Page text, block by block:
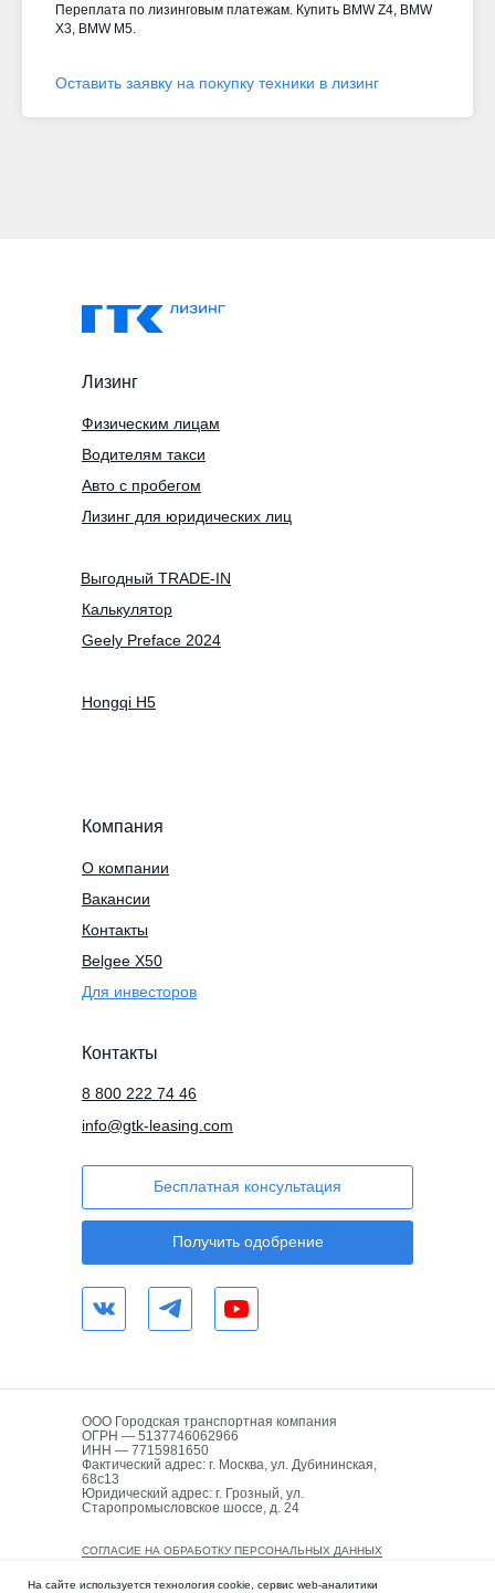
Переплата по лизинговым платежам. Купить BMW Z4, BMW
X3, BMW M5.
Оставить заявку на покупку техники в лизинг
Компания
О компании
Вакансии
Контакты
Для инвесторов
Контакты
info@gtk-leasing.com
Бесплатная консультация
Лизинг
Водителям такси
Физическим лицам
Получить одобрение
Авто с пробегом
Belgee X50
Лизинг для юридических лиц
Калькулятор
Hongqi H5
8 800 222 74 46
Выгодный TRADE-IN
Geely Preface 2024
На сайте используется технология cookie, сервис web-аналитики
ООО Городская транспортная компания
ОГРН — 5137746062966
ИНН — 7715981650
Фактический адрес: г. Москва, ул. Дубининская,
68с13
Юридический адрес: г. Грозный, ул.
Старопромысловское шоссе, д. 24
СОГЛАСИЕ НА ОБРАБОТКУ ПЕРСОНАЛЬНЫХ ДАННЫХ
ПОЛИТИКА КОНФИДЕНЦИАЛЬНОСТИ